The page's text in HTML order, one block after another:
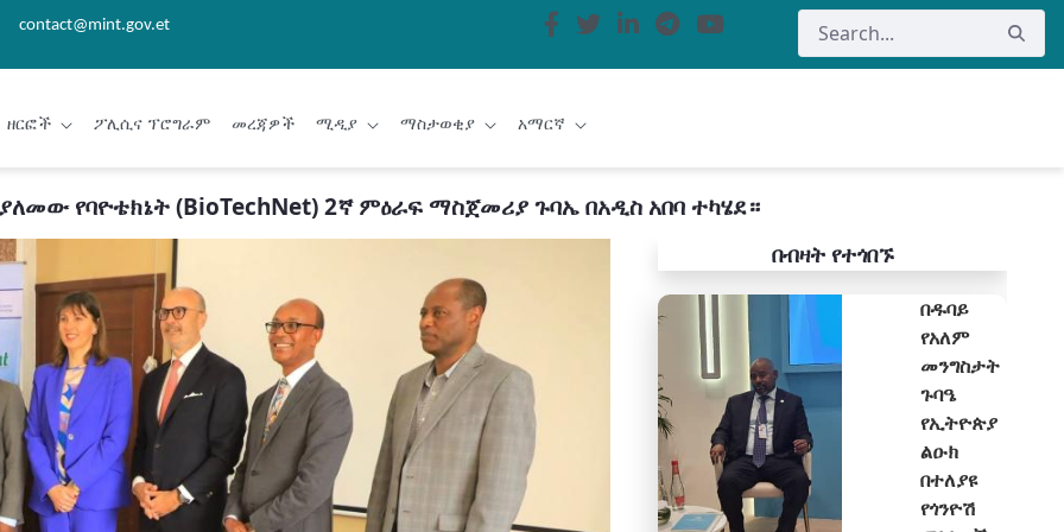
contact@mint.gov.et
ዘርፎች ፖሊሲና ፕሮግራም መረጃዎች ሚዲያ ማስታወቂያ አማርኛ
የባዮቴክኔት (BioTechNet) 2ኛ ምዕራፍ ማስጀመሪያ ጉባኤ በአዲስ አበባ ተካሄደ።
በብዛት የተጎበኙ
በዱባይ
የአለም
መንግስታት
ጉባዔ
የኢትዮጵያ
ልዑክ
በተለያዩ
የጎንዮሽ